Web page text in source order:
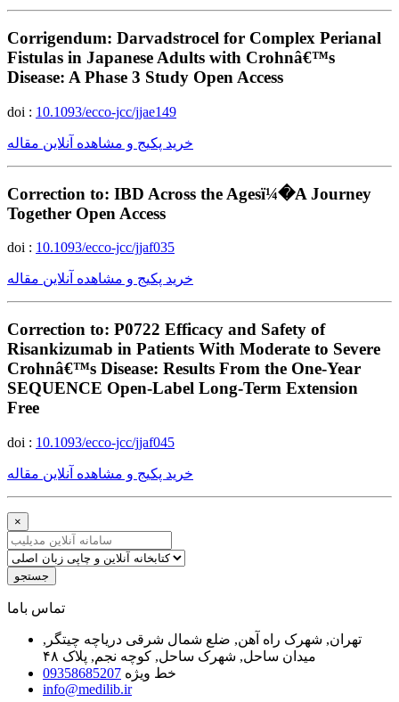
Corrigendum: Darvadstrocel for Complex Perianal
Fistulas in Japanese Adults with Crohnâ€™s
Disease: A Phase 3 Study Open Access
doi : 10.1093/ecco-jcc/jjae149
خرید پکیج و مشاهده آنلاین مقاله
Correction to: IBD Across the Agesï¼�A Journey
Together Open Access
doi : 10.1093/ecco-jcc/jjaf035
خرید پکیج و مشاهده آنلاین مقاله
Correction to: P0722 Efficacy and Safety of
Risankizumab in Patients With Moderate to Severe
Crohnâ€™s Disease: Results From the One-Year
SEQUENCE Open-Label Long-Term Extension
Free
doi : 10.1093/ecco-jcc/jjaf045
خرید پکیج و مشاهده آنلاین مقاله
×
جستجو
ﺗﻤﺎﺱ ﺑﺎﻣﺎ
تهران, شهرک راه آهن, ضلع شمال شرقی دریاچه چیتگر,
میدان ساحل, شهرک ساحل, کوچه نجم, پلاک ۴۸
خط ویژه 09358685207
info@medilib.ir